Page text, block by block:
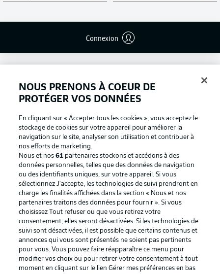
Connexion
Football as it's meant to be
BUNDESLIGA APP
NOUS PRENONS À COEUR DE
PROTÉGER VOS DONNÉES
En cliquant sur « Accepter tous les cookies », vous acceptez le
stockage de cookies sur votre appareil pour améliorer la
navigation sur le site, analyser son utilisation et contribuer à
nos efforts de marketing.
Nous et nos61 partenaires stockons et accédons à des
données personnelles, telles que des données de navigation
ou des identifiants uniques, sur votre appareil. Si vous
sélectionnez J'accepte, les technologies de suivi prendront en
charge les finalités affichées dans la section « Nous et nos
partenaires traitons des données pour fournir ». Si vous
choisissez Tout refuser ou que vous retirez votre
consentement, elles seront désactivées. Si les technologies de
suivi sont désactivées, il est possible que certains contenus et
annonces qui vous sont présentés ne soient pas pertinents
pour vous. Vous pouvez faire réapparaître ce menu pour
modifier vos choix ou pour retirer votre consentement à tout
moment en cliquant sur le lien Gérer mes préférences en bas